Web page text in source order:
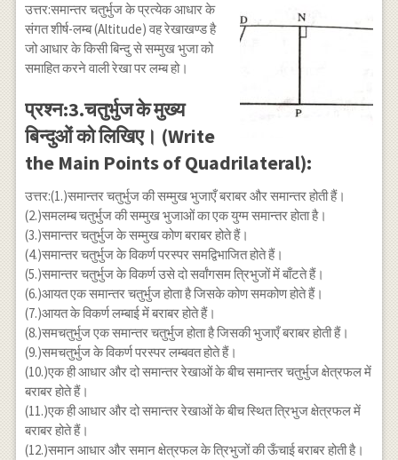
उत्तर:समान्तर चतुर्भुज के प्रत्येक आधार के
संगत शीर्ष-लम्ब (Altitude) वह रेखाखण्ड है
जो आधार के किसी बिन्दु से सम्मुख भुजा को
समाहित करने वाली रेखा पर लम्ब हो।
प्रश्न:3.चतुर्भुज के मुख्य
बिन्दुओं को लिखिए। (Write
the Main Points of Quadrilateral):
उत्तर:(1.)समान्तर चतुर्भुज की सम्मुख भुजाएँ बराबर और समान्तर होती हैं।
(2.)समलम्ब चतुर्भुज की सम्मुख भुजाओं का एक युग्म समान्तर होता है।
(3.)समान्तर चतुर्भुज के सम्मुख कोण बराबर होते हैं।
(4.)समान्तर चतुर्भुज के विकर्ण परस्पर समद्विभाजित होते हैं।
(5.)समान्तर चतुर्भुज के विकर्ण उसे दो सर्वांगसम त्रिभुजों में बाँटते हैं।
(6.)आयत एक समान्तर चतुर्भुज होता है जिसके कोण समकोण होते हैं।
(7.)आयत के विकर्ण लम्बाई में बराबर होते हैं।
(8.)समचतुर्भुज एक समान्तर चतुर्भुज होता है जिसकी भुजाएँ बराबर होती हैं।
(9.)समचतुर्भुज के विकर्ण परस्पर लम्बवत होते हैं।
(10.)एक ही आधार और दो समान्तर रेखाओं के बीच समान्तर चतुर्भुज क्षेत्रफल में
बराबर होते हैं।
(11.)एक ही आधार और दो समान्तर रेखाओं के बीच स्थित त्रिभुज क्षेत्रफल में
बराबर होते हैं।
(12.)समान आधार और समान क्षेत्रफल के त्रिभुजों की ऊँचाई बराबर होती है।